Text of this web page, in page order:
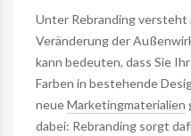
Unter Rebranding versteht
Veränderung der
kann bedeuten, dass Sie
Farben in bestehende
neueMarketingmaterialien
dabei: Rebranding sorgt